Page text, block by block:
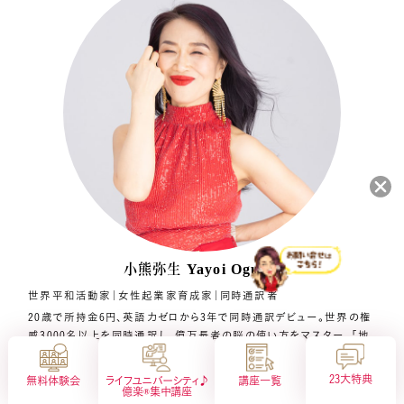
特定商取引法に基づく表示
プライバシーポリシー サイトマップ
無料体験会
ライフユニバーシティ♪
億楽®︎集中講座
講座一覧 23大特典
小熊弥生 Yayoi Oguma
世界平和活動家｜女性起業家育成家｜同時通訳者
20歳で所持金6円、英語力ゼロから3年で同時通訳デビュー。世界の権
威3000名以上を同時通訳し、億万長者の脳の使い方をマスター。「地
球上の成功法則」と「宇宙の法則」を掛け合わせ、誰もが億万長者にな
れる「億楽®︎メソッド」を開発。
地上80億人が無限に豊かで幸せになる “億楽®自動コンベアベルト”